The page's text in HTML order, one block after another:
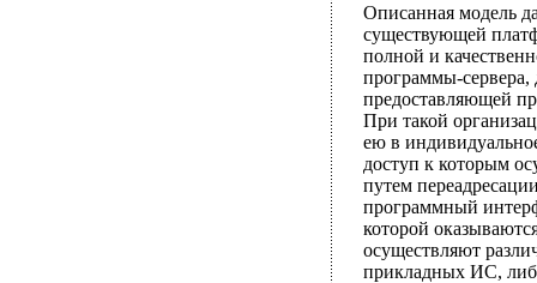
Описанная модель
существующей
полной и
программы-
предоставляющей
При такой
ею в
доступ к которым
путем
программный
которой
осуществляют
прикладных ИС,